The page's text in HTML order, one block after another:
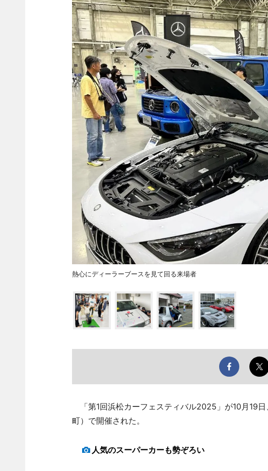
熱心にディーラーブースを見て回る来場者
「第1回浜松カーフェスティバル2025」が10月19
町）で開催された。
人気のスーパーカーも勢ぞろい